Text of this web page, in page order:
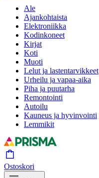
Ale
Ajankohtaista
Elektroniikka
Kodinkoneet
Kirjat
Koti
Muoti
Lelut ja lastentarvikkeet
Urheilu ja vapaa-aika
Piha ja puutarha
Remontointi
Autoilu
Kauneus ja hyvinvointi
Lemmikit
Ostoskori